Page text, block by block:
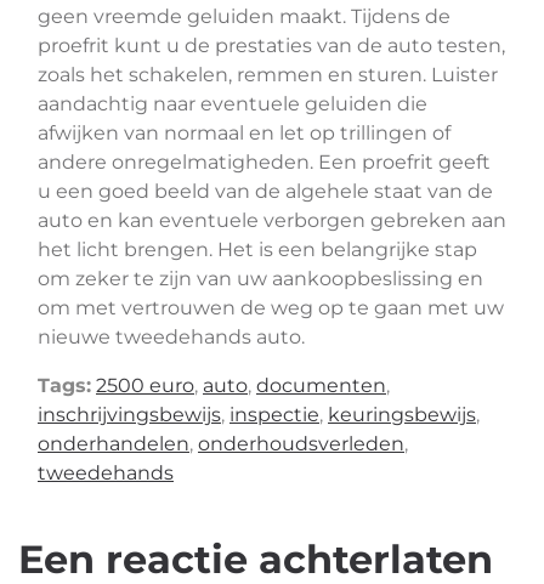
geen vreemde geluiden maakt. Tijdens de
proefrit kunt u de prestaties van de auto testen,
zoals het schakelen, remmen en sturen. Luister
aandachtig naar eventuele geluiden die
afwijken van normaal en let op trillingen of
andere onregelmatigheden. Een proefrit geeft
u een goed beeld van de algehele staat van de
auto en kan eventuele verborgen gebreken aan
het licht brengen. Het is een belangrijke stap
om zeker te zijn van uw aankoopbeslissing en
om met vertrouwen de weg op te gaan met uw
nieuwe tweedehands auto.
Tags: 2500 euro, auto, documenten,
inschrijvingsbewijs, inspectie, keuringsbewijs,
onderhandelen, onderhoudsverleden,
tweedehands
Een reactie achterlaten